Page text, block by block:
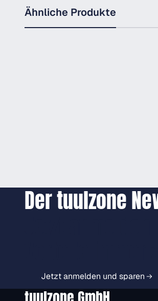
Ähnliche Produkte
Der tuulzone
Jetzt anmelden und sparen